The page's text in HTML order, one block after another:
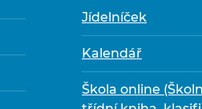
Jídelníček
Kalendář
Škola online